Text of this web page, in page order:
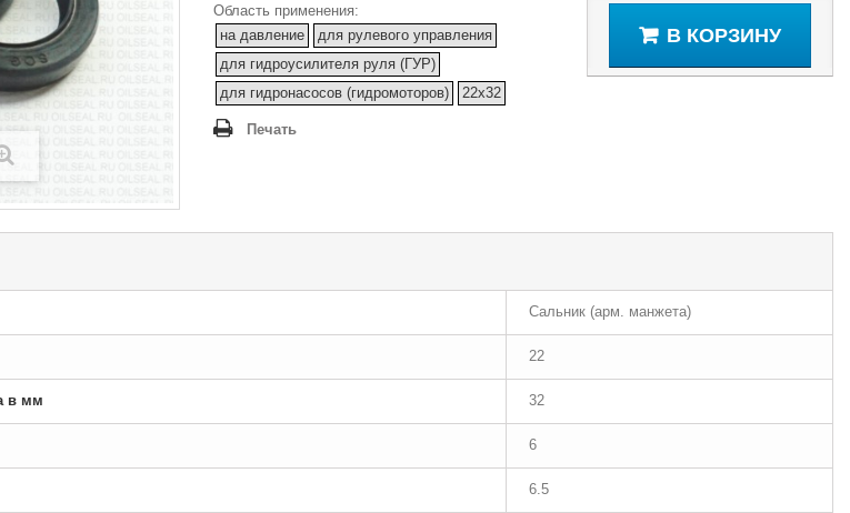
Область применения:
на давление
для рулевого управления
для гидроусилителя руля (ГУР)
для гидронасосов (гидромоторов)
22x32
Печать
В КОРЗИНУ
Сальник (арм. манжета)
22
в мм 32
6
6.5